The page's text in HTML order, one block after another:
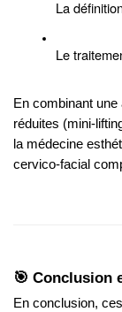
La
Le
En combinant
réduites (mini-
la médecine
cervico-facial
🎯 Conclusion
En conclusion,